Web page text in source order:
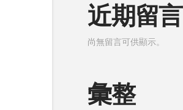
近期留言
尚無留言可供顯示。
彙整